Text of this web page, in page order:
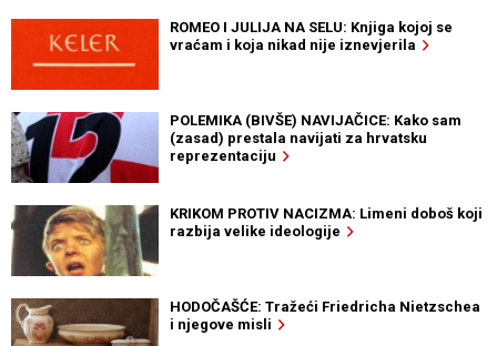
ROMEO I JULIJA NA SELU: Knjiga kojoj se
vraćam i koja nikad nije iznevjerila
POLEMIKA (BIVŠE) NAVIJAČICE: Kako sam
(zasad) prestala navijati za hrvatsku
reprezentaciju
KRIKOM PROTIV NACIZMA: Limeni doboš koji
razbija velike ideologije
HODOČAŠĆE: Tražeći Friedricha Nietzschea
i njegove misli